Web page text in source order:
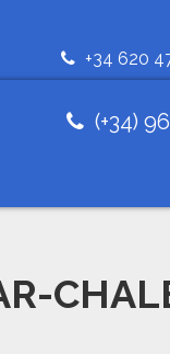
+34 620
(+34)